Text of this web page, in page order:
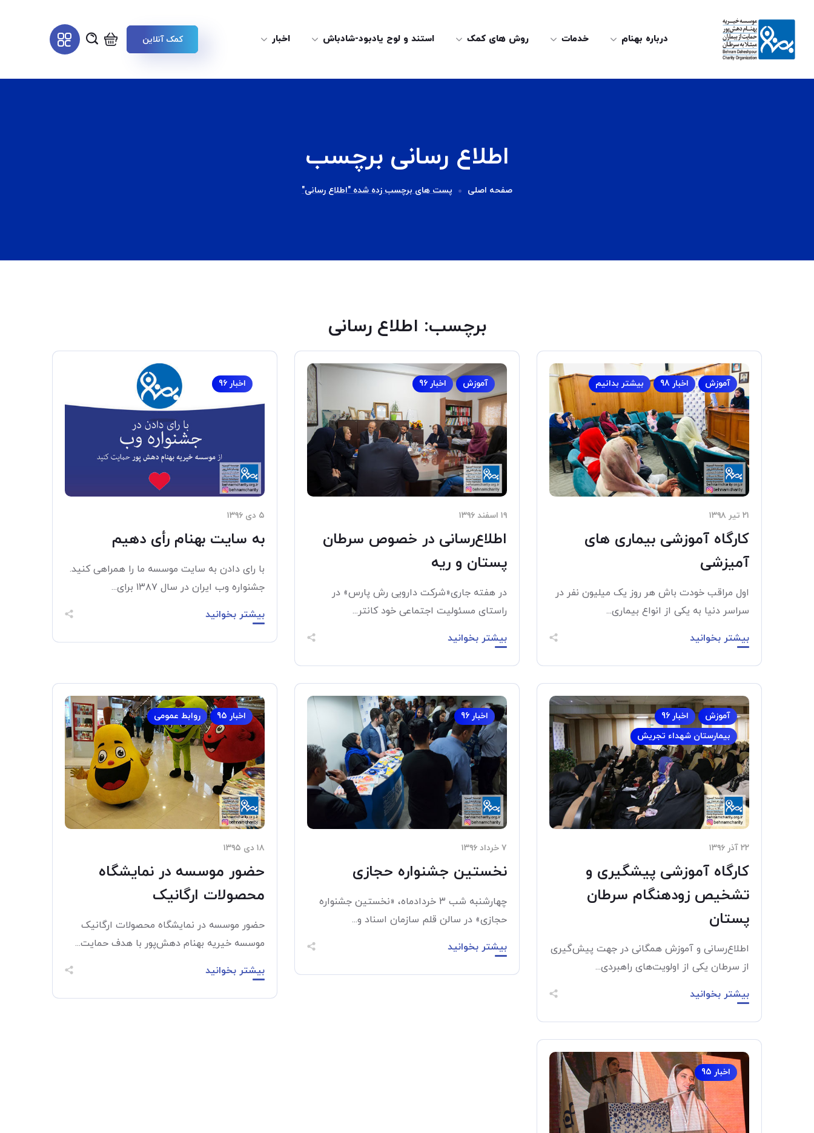
درباره بهنام خدمات روش های کمک استند و لوح یادبود-شادباش اخبار کمک آنلاین
اطلاع رسانی برچسب
صفحه اصلی پست های برچسب زده شده "اطلاع رسانی"
برچسب: اطلاع رسانی
آموزش اخبار 98 بیشتر بدانیم
۲۱ تیر ۱۳۹۸
کارگاه آموزشی بیماری های
آمیزشی
اول مراقب خودت باش هر روز یک میلیون نفر در
سراسر دنیا به یکی از انواع بیماری...
بیشتر بخوانید
آموزش اخبار 96
۱۹ اسفند ۱۳۹۶
اطلاع‌رسانی در خصوص سرطان
پستان و ریه
در هفته جاری«شرکت دارویی رش پارس» در
راستای مسئولیت اجتماعی خود کانتر...
بیشتر بخوانید
اخبار 96
۵ دی ۱۳۹۶
به سایت بهنام رأی دهیم
با رای دادن به سایت موسسه ما را همراهی کنید.
جشنواره وب ایران در سال ۱۳۸۷ برای...
بیشتر بخوانید
آموزش
اخبار 96
بیمارستان شهداء تجریش
۲۲ آذر ۱۳۹۶
کارگاه آموزشی پیشگیری و
تشخیص زودهنگام سرطان
پستان
اطلاع‌رسانی و آموزش همگانی در جهت پیش‌گیری
از سرطان یکی از اولویت‌های راهبردی...
بیشتر بخوانید
اخبار 96
۷ خرداد ۱۳۹۶
نخستین جشنواره حجازی
چهارشنبه شب ۳ خردادماه، «نخستین جشنواره
حجازی» در سالن قلم سازمان اسناد و...
بیشتر بخوانید
اخبار 95 روابط عمومی
۱۸ دی ۱۳۹۵
حضور موسسه در نمایشگاه
محصولات ارگانیک
حضور موسسه در نمایشگاه محصولات ارگانیک
موسسه خیریه بهنام دهش‌پور با هدف حمایت...
بیشتر بخوانید
اخبار 95